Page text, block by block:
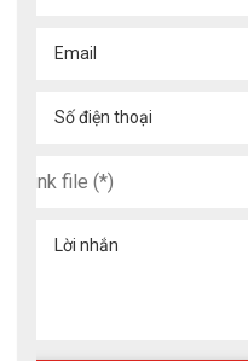
Email
Số điện thoại
Lời nhắn